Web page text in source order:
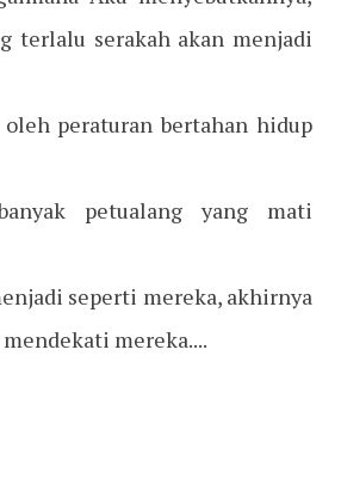
terlalu serakah akan menjadi
peraturan bertahan hidup
petualang yang mati
seperti mereka, akhirnya
mereka....